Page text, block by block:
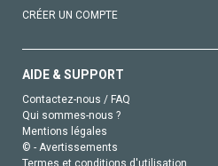
CRÉER UN COMPTE
AIDE & SUPPORT
Contactez-nous / FAQ
Qui sommes-nous ?
Mentions légales
© - Avertissements
Termes et conditions d'utilisation